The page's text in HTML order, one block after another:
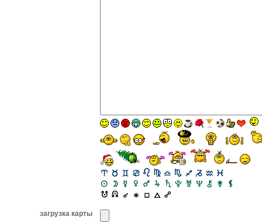
загрузка карты